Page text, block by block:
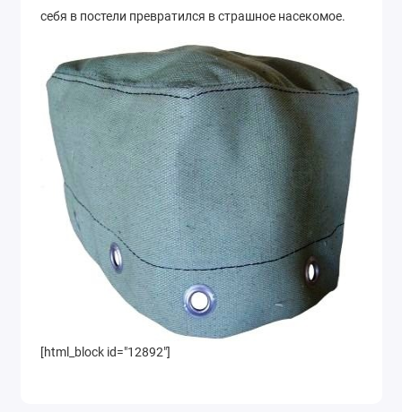
себя в постели превратился в страшное насекомое.
[html_block id="12892"]